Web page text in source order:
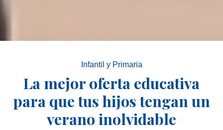
Infantil y Primaria
La mejor oferta educativa
para que tus hijos tengan un
verano inolvidable